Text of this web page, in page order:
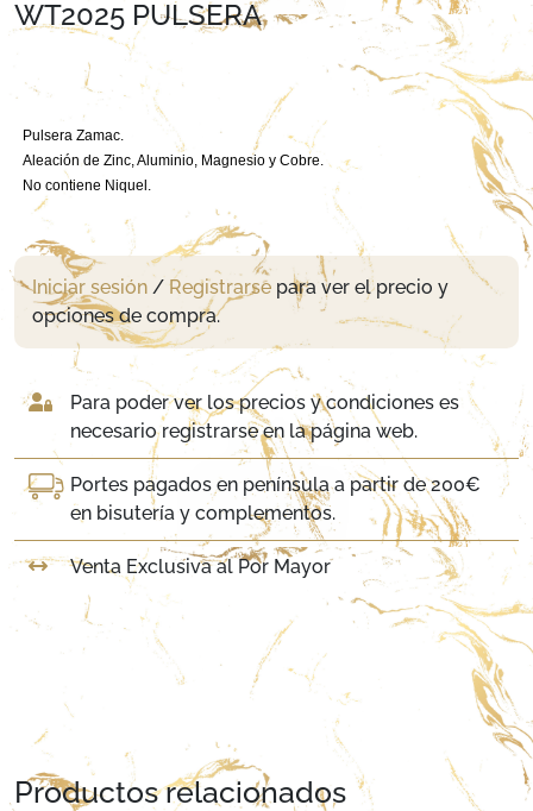
WT2025 PULSERA
Pulsera Zamac.
Aleación de Zinc, Aluminio, Magnesio y Cobre.
No contiene Niquel.
Iniciar sesión / Registrarse para ver el precio y
opciones de compra.
Para poder ver los precios y condiciones es
necesario registrarse en la página web.
Portes pagados en península a partir de 200€
en bisutería y complementos.
Venta Exclusiva al Por Mayor
Productos relacionados